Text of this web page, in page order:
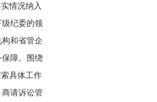
情况纳入
纪委的领
和省管企
障。围绕
具体工作
请诉讼管